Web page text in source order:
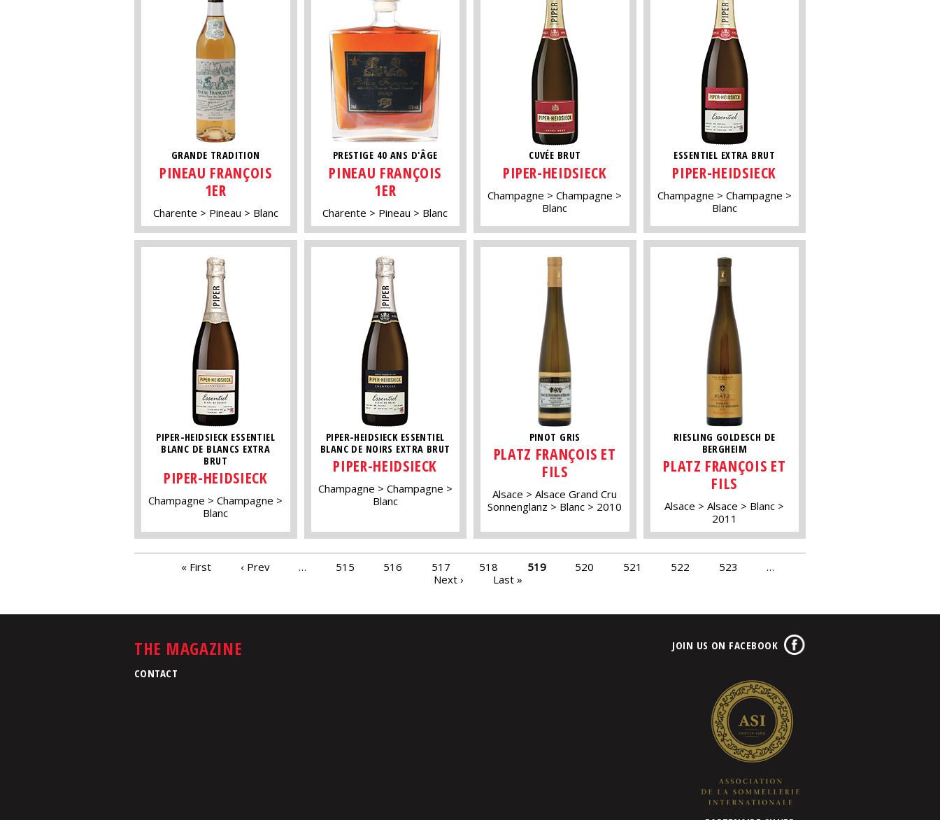
GRANDE TRADITION
PINEAU FRANÇOIS
1ER
Charente Pineau Blanc
PRESTIGE 40 ANS D'ÂGE
PINEAU FRANÇOIS
1ER
Charente Pineau Blanc
CUVÉE BRUT
PIPER-HEIDSIECK
Champagne
Champagne
Blanc
ESSENTIEL EXTRA BRUT
PIPER-HEIDSIECK
Champagne
Champagne
Blanc
PIPER-HEIDSIECK ESSENTIEL
BLANC DE BLANCS EXTRA
BRUT
PIPER-HEIDSIECK
Champagne
Champagne
Blanc
PIPER-HEIDSIECK ESSENTIEL
BLANC DE NOIRS EXTRA BRUT
PIPER-HEIDSIECK
Champagne
Champagne
Blanc
PINOT GRIS
PLATZ FRANÇOIS ET
FILS
Alsace
Alsace Grand Cru
Sonnenglanz
Blanc 2010
RIESLING GOLDESCH DE
BERGHEIM
PLATZ FRANÇOIS ET
FILS
Alsace Alsace
Blanc
2011
« First ‹ Prev … 515 516 517 518 519 520 521 522 523
…
Next ›
Last »
THE MAGAZINE
CONTACT
JOIN US ON FACEBOOK